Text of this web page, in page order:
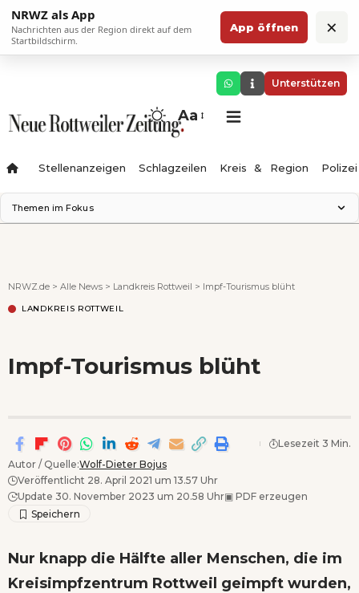
NRWZ als App
Nachrichten aus der Region direkt auf dem
Startbildschirm.
App öffnen ×
Unterstützen
Aa
Stellenanzeigen Schlagzeilen Kreis & Region Polizei
Themen im Fokus
Ferienzauber '26
Testturm
Wenn Orte erzählen ...
NRWZ.de > Alle News > Landkreis Rottweil > Impf-Tourismus blüht
LANDKREIS ROTTWEIL
Impf-Tourismus blüht
Autor / Quelle:Wolf-Dieter Bojus
Veröffentlicht 28. April 2021 um 13.57 Uhr
Update 30. November 2023 um 20.58 Uhr▣ PDF erzeugen
Lesezeit 3 Min.
Nur knapp die Hälfte aller Menschen, die im
Kreisimpfzentrum Rottweil geimpft wurden,